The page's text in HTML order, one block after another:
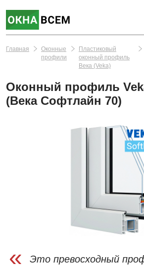
Главная
Оконные
профили
Пластиковый
оконный профиль
Века (Veka)
Оконный профиль
(Века Софтлайн 70)
«
Это превосходный